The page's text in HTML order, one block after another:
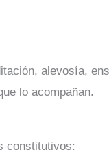
alevosía,
lo acompañan.
constitutivos: